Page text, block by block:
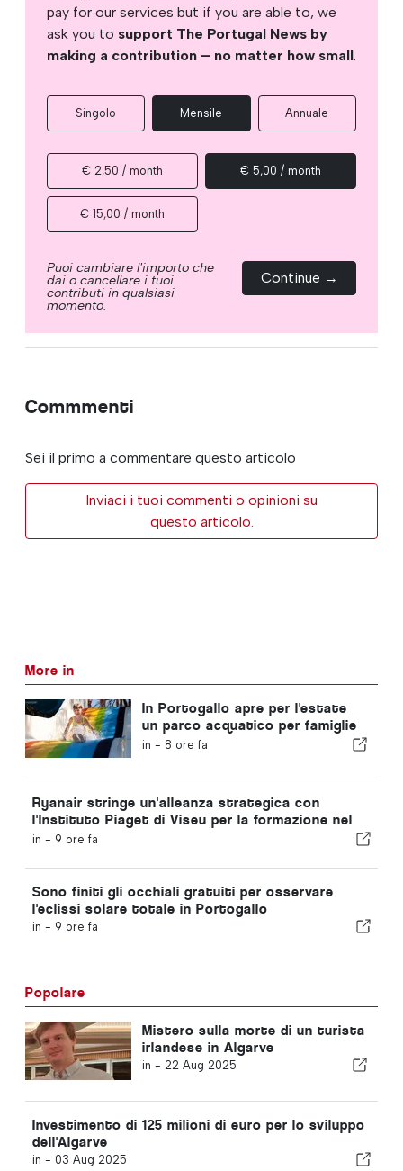
pay for our services but if you are able to, we
ask you to support The Portugal News by
making a contribution – no matter how small.
Singolo Mensile Annuale
€ 2,50 / month € 5,00 / month
€ 15,00 / month
Puoi cambiare l'importo che
dai o cancellare i tuoi
contributi in qualsiasi
momento.
Continue →
Commmenti
Sei il primo a commentare questo articolo
Inviaci i tuoi commenti o opinioni su
questo articolo.
More in
In Portogallo apre per l'estate
un parco acquatico per famiglie
con biglietti a 2 euro
in - 8 ore fa
Ryanair stringe un'alleanza strategica con
l'Instituto Piaget di Viseu per la formazione nel
settore dell'aviazione in Portogallo
in - 9 ore fa
Sono finiti gli occhiali gratuiti per osservare
l'eclissi solare totale in Portogallo
in - 9 ore fa
Popolare
Mistero sulla morte di un turista
irlandese in Algarve
in - 22 Aug 2025
Investimento di 125 milioni di euro per lo sviluppo
dell'Algarve
in - 03 Aug 2025